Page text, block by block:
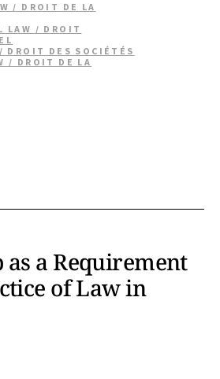
/ DROIT DE LA
LAW / DROIT
DROIT DES SOCIÉTÉS
/ DROIT DE LA
as a Requirement
of Law in